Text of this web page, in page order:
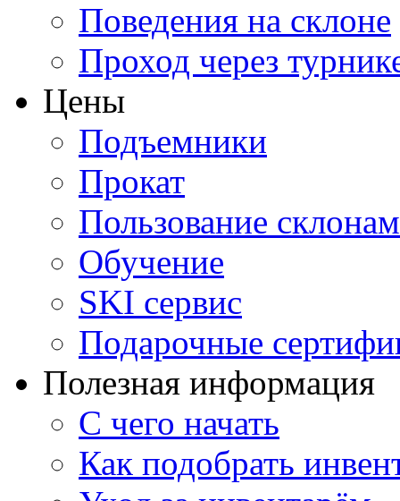
Поведения на склоне
Проход через
Цены
Подъемники
Прокат
Пользование
Обучение
SKI сервис
Подарочные
Полезная информация
С чего начать
Как подобрать